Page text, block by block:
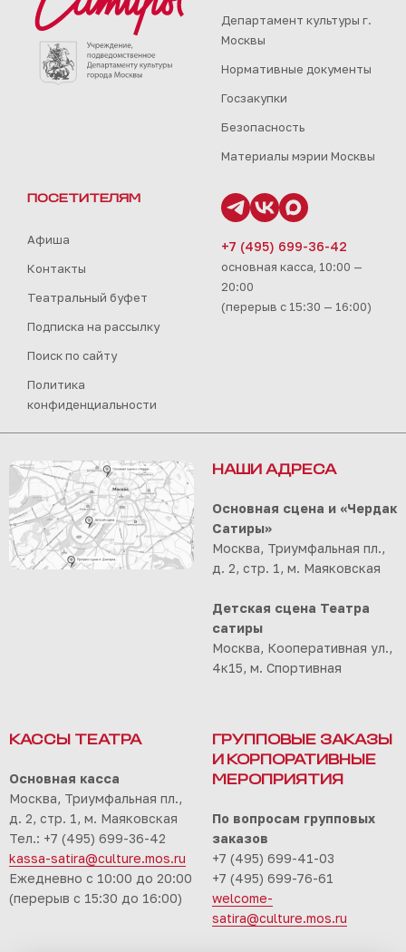
Департамент культуры г.
Москвы
Нормативные документы
Госзакупки
Безопасность
Материалы мэрии Москвы
ПОСЕТИТЕЛЯМ
Афиша
Контакты
Театральный буфет
Подписка на рассылку
Поиск по сайту
Политика
конфиденциальности
+7 (495) 699-36-42
основная касса, 10:00 —
20:00
(перерыв с 15:30 — 16:00)
НАШИ АДРЕСА
Основная сцена и «Чердак
Сатиры»
Москва, Триумфальная пл.,
д. 2, стр. 1, м. Маяковская
Детская сцена Театра
сатиры
Москва, Кооперативная ул.,
4к15, м. Спортивная
КАССЫ ТЕАТРА
Основная касса
Москва, Триумфальная пл.,
д. 2, стр. 1, м. Маяковская
Тел.: +7 (495) 699-36-42
kassa-satira@culture.mos.ru
Ежедневно с 10:00 до 20:00
(перерыв с 15:30 до 16:00)
ГРУППОВЫЕ ЗАКАЗЫ
И КОРПОРАТИВНЫЕ
МЕРОПРИЯТИЯ
По вопросам групповых
заказов
+7 (495) 699-41-03
+7 (495) 699-76-61
welcome-
satira@culture.mos.ru